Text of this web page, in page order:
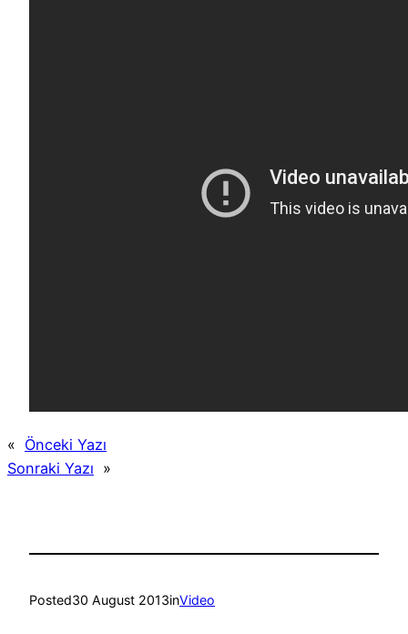
« Önceki Yazı
Sonraki Yazı »
Posted30 August 2013inVideo